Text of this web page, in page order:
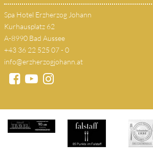
Spa Hotel Erzherzog Johann
Kurhausplatz 62
A-8990 Bad Aussee
+43 36 22 525 07 - 0
info@erzherzogjohann.at